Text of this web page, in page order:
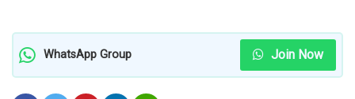
WhatsApp Group Join Now